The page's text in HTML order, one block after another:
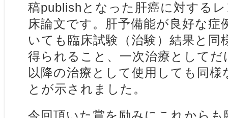
稿publishとなった肝癌に対する
床論文です。肝予備能が良好な症
いても臨床試験（治験）結果と同
得られること、一次治療として
以降の治療として使用しても同
とが示されました。
今回頂いた賞を励みにこれから